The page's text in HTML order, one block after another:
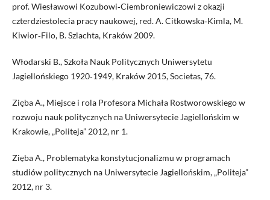
prof. Wiesławowi Kozubowi‑Ciembroniewiczowi z okazji
czterdziestolecia pracy naukowej, red. A. Citkowska‑Kimla, M.
Kiwior‑Filo, B. Szlachta, Kraków 2009.
Włodarski B., Szkoła Nauk Politycznych Uniwersytetu
Jagiellońskiego 1920‑1949, Kraków 2015, Societas, 76.
Zięba A., Miejsce i rola Profesora Michała Rostworowskiego w
rozwoju nauk politycznych na Uniwersytecie Jagiellońskim w
Krakowie, „Politeja” 2012, nr 1.
Zięba A., Problematyka konstytucjonalizmu w programach
studiów politycznych na Uniwersytecie Jagiellońskim, „Politeja”
2012, nr 3.